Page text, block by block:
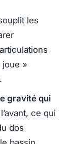
les
joue »
gravité qui
ce qui
dos